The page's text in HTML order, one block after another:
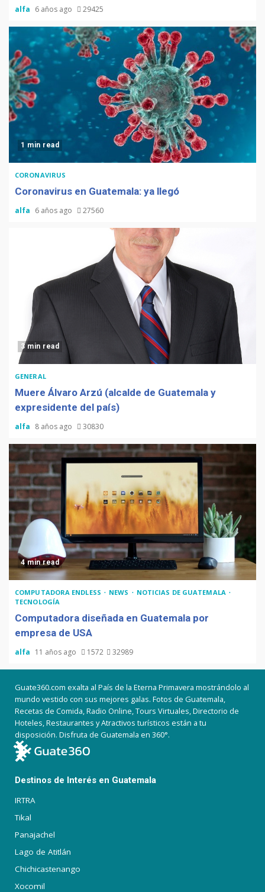
alfa 6 años ago 29425
1 min read
CORONAVIRUS
Coronavirus en Guatemala: ya llegó
alfa 6 años ago 27560
3 min read
GENERAL
Muere Álvaro Arzú (alcalde de Guatemala y
expresidente del país)
alfa 8 años ago 30830
4 min read
COMPUTADORA ENDLESS NEWS
NOTICIAS DE GUATEMALA
TECNOLOGÍA
Computadora diseñada en Guatemala por
empresa de USA
alfa 11 años ago 1572 32989
Guate360.com exalta al País de la Eterna Primavera mostrándolo al
mundo vestido con sus mejores galas. Fotos de Guatemala,
Recetas de Comida, Radio Online, Tours Virtuales, Directorio de
Hoteles, Restaurantes y Atractivos turísticos están a tu
disposición. Disfruta de Guatemala en 360°.
Destinos de Interés en Guatemala
IRTRA
Tikal
Panajachel
Lago de Atitlán
Chichicastenango
Xocomil